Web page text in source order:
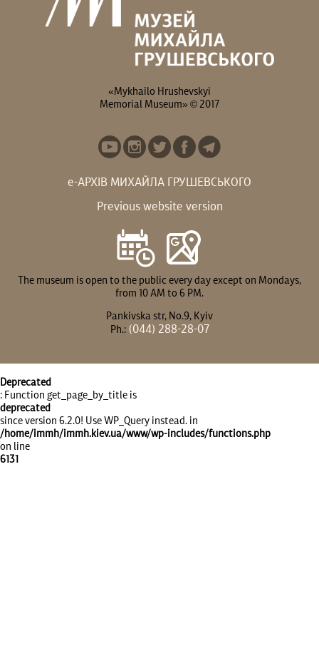
був “батьком...
«Mykhailo Hrushevskyi
Memorial Museum» © 2017
е-АРХІВ МИХАЙЛА ГРУШЕВСЬКОГО
Previous website version
The museum is open to the public every day except on Mondays,
from 10 AM to 6 PM.
Pankivska str, No.9, Kyiv
Ph.:(044) 288-28-07
Deprecated
: Function get_page_by_title is
deprecated
since version 6.2.0! Use WP_Query instead. in
/home/immh/immh.kiev.ua/www/wp-includes/functions.php
on line
6131